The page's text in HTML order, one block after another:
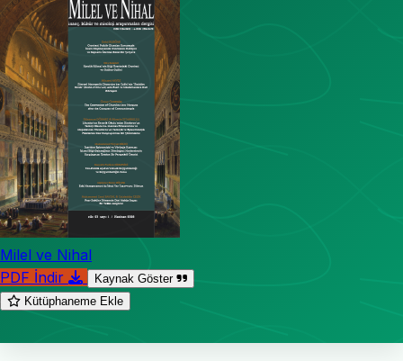
Milel ve Nihal
PDF İndir
Kaynak Göster
Kütüphaneme Ekle